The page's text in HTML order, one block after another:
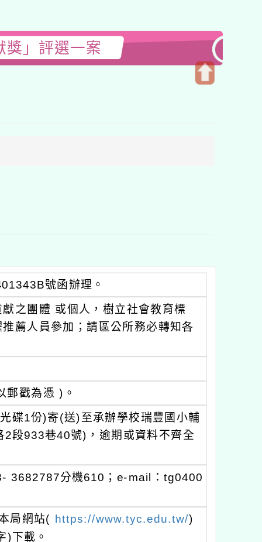
獎」評選一案
號函辦理。
之團體 或個人，樹立社會教育標
薦人員參加；請區公所務必轉知各
郵戳為憑 )。
碟1份)寄(送)至承辦學校瑞豐國小輔
段933巷40號)，逾期或資料不齊全
3682787分機610；e-mail：tg0400
局網站( https://www.tyc.edu.tw/)
下載。